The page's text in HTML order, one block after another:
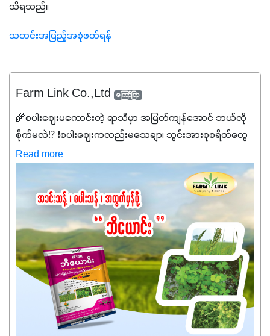
သိရသည်။
သတင်းအပြည့်အစုံဖတ်ရန်
Farm Link Co.,Ltd ကြော်ငြာ
🌾စပါးဈေးမကောင်းတဲ့ ရာသီမှာ အမြတ်ကျန်အောင် ဘယ်လို
စိုက်မလဲ⁉️ ❗စပါးဈေးကလည်းမသေချာ၊ သွင်းအားစုစရိတ်တွေ
ကလည်း တက်နေတဲ့ဒီလိုအချိန်မှာ သွင်းအားစုဖိုးကို လျှော့ချပြီး
အထွက်နှုန်းကို ထိန်းထားနိုင်မှ ဦးကြီးတို့ အဆင်ပြေမှာနော် ✔️ဒါ
ကြောင့် ကိုယ်သုံးသမျှ ကိုယ့်အတွက်အကျိုးရစေမယ့်
အရည်အသွေးစိတ်ချရတဲ့ သွင်းအားစုပစ္စည်းတွေကိုပဲ ရွေးချယ်
သုံးသင့်ပါတယ်။
Read more